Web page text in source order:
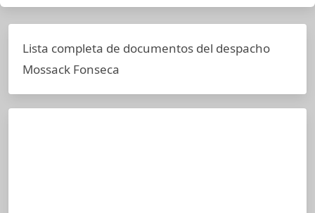
Lista completa de documentos del despacho
Mossack Fonseca